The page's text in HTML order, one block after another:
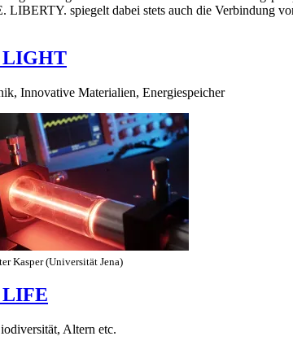
spiegelt dabei stets auch die Verbindung
Innovative Materialien, Energiespeicher
Kasper (Universität Jena)
Altern etc.